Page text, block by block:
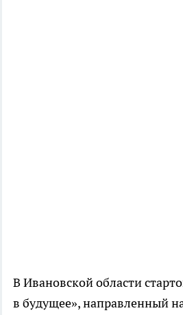
В Ивановской области
в будущее», направленный